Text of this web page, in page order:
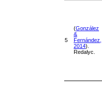
5
(González
&
Fernández,
2014).
Redalyc.